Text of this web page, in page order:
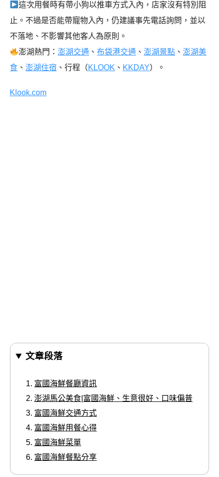
這次用餐時有帶小狗以推車方式入內，店家沒有特別阻
止。不過是否能帶寵物入內，仍建議事先電話詢問，並以
不落地、不影響其他客人為原則。
澎湖熱門：澎湖交通 、布袋港交通 、澎湖景點 、澎湖美
食 、 澎湖住宿 、行程（KLOOK 、 KKDAY）。
Klook.com
文章段落
富國海鮮餐廳資訊
澎湖馬公美食|富國海鮮、生意很好、口味偏普
富國海鮮交通方式
富國海鮮用餐心得
富國海鮮菜單
富國海鮮餐點分享